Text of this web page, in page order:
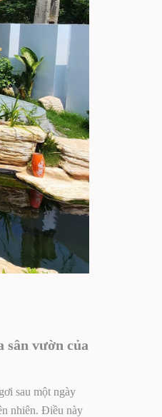
sân vườn của
sau một ngày
nhiên. Điều này